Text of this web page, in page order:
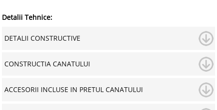
Detalii Tehnice:
DETALII CONSTRUCTIVE
CONSTRUCTIA CANATULUI
ACCESORII INCLUSE IN PRETUL CANATULUI